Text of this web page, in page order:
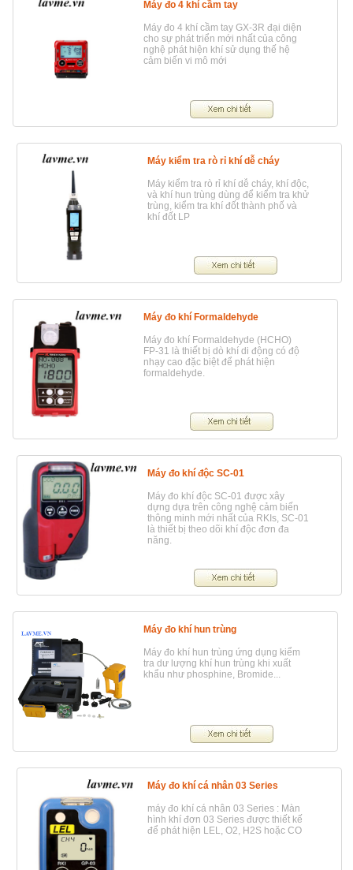
Máy đo 4 khí cầm tay
Máy đo 4 khí cầm tay GX-3R đại diện
cho sự phát triển mới nhất của công
nghệ phát hiện khí sử dụng thế hệ
cảm biến vi mô mới
Máy kiểm tra rò rỉ khí dễ cháy
Máy kiểm tra rò rỉ khí dễ cháy, khí độc,
và khí hun trùng dùng để kiểm tra khử
trùng, kiểm tra khí đốt thành phố và
khí đốt LP
Máy đo khí Formaldehyde
Máy đo khí Formaldehyde (HCHO)
FP-31 là thiết bị dò khí di động có độ
nhạy cao đặc biệt để phát hiện
formaldehyde.
Máy đo khí độc SC-01
Máy đo khí độc SC-01 được xây
dựng dựa trên công nghệ cảm biến
thông minh mới nhất của RKIs, SC-01
là thiết bị theo dõi khí độc đơn đa
năng.
Máy đo khí hun trùng
Máy đo khí hun trùng ứng dụng kiểm
tra dư lượng khí hun trùng khi xuất
khẩu như phosphine, Bromide...
Máy đo khí cá nhân 03 Series
máy đo khí cá nhân 03 Series : Màn
hình khí đơn 03 Series được thiết kế
để phát hiện LEL, O2, H2S hoặc CO